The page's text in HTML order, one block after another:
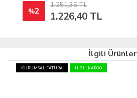
%2
1.251,36 TL
1.226,40 TL
İlgili Ürünler
KURUMSAL FATURA HIZLI KARGO